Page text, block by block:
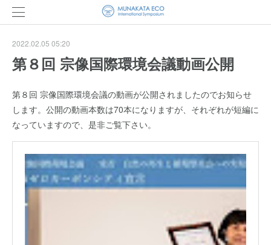
2022.02.05 05:20
第８回 宗像国際環境会議動画公開
第８回 宗像国際環境会議の動画が公開されましたのでお知らせ
します。公開の動画本数は70本になりますが、それぞれが短編に
なっていますので、是非ご覧下さい。